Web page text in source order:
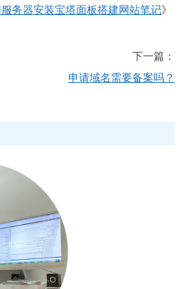
务器安装宝塔面板搭建网站笔记》
下一篇：
申请域名需要备案吗？